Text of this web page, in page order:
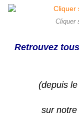
Cliquer
Retrouvez
(depuis
sur notre